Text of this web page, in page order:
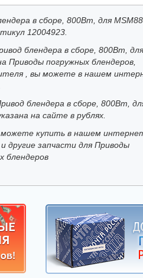
в сборе, 800Вт, для MSM88..
12004923.
блендера в сборе, 800Вт, для
Приводы погружных блендеров,
, вы можете в нашем
блендера в сборе, 800Вт,
на сайте в рублях.
купить в нашем
другие запчасти для Приводы
блендеров